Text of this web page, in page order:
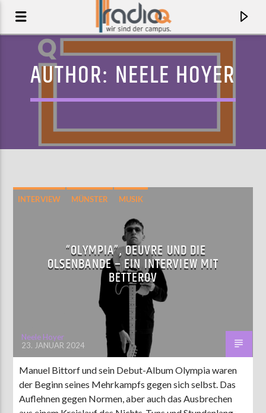
NATARAJ (FEAT. MOHINI DEY, NGUYÊN LÊ,
STÉPHANE EDOUARD)
BAIJU BHATT & RED SUN
MOEBIUS
19:00 24:00
ZU HÖREN IN Münster 90,9 MHz Steinfurt 103,9 MHz
AUTHOR: NEELE HOYER
INTERVIEW MÜNSTER MUSIK
“OLYMPIA”, OEUVRE UND DIE
OLSENBANDE – EIN INTERVIEW MIT
BETTEROV
Neele Hoyer
23. JANUAR 2024
Manuel Bittorf und sein Debut-Album Olympia waren
der Beginn seines Mehrkampfs gegen sich selbst. Das
Auflehnen gegen Normen, aber auch das Ausbrechen